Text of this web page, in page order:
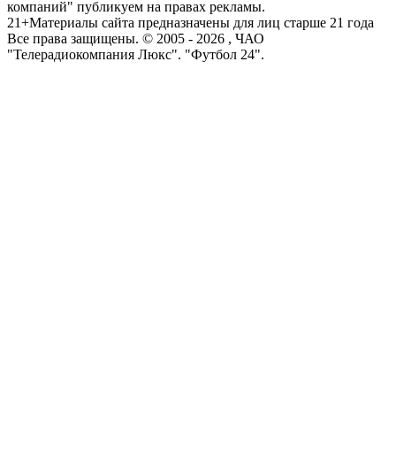
компаний" публикуем на правах рекламы.
21+Материалы сайта предназначены для лиц старше 21 года
Все права защищены. © 2005 - 2026 , ЧАО
"Телерадиокомпания Люкс". "Футбол 24".